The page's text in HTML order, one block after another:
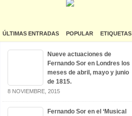
ÚLTIMAS ENTRADAS POPULAR ETIQUETAS
Nueve actuaciones de
Fernando Sor en Londres los
meses de abril, mayo y junio
de 1815.
8 NOVIEMBRE, 2015
Fernando Sor en el ‘Musical